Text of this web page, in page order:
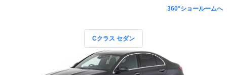
360°ショールームへ
Cクラス セダン